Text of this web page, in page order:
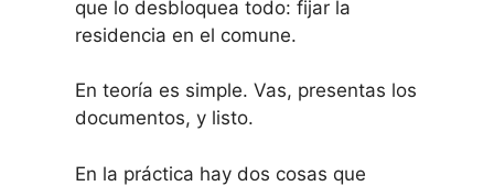
que lo desbloquea todo: fijar la
residencia en el comune.
En teoría es simple. Vas, presentas los
documentos, y listo.
En la práctica hay dos cosas que